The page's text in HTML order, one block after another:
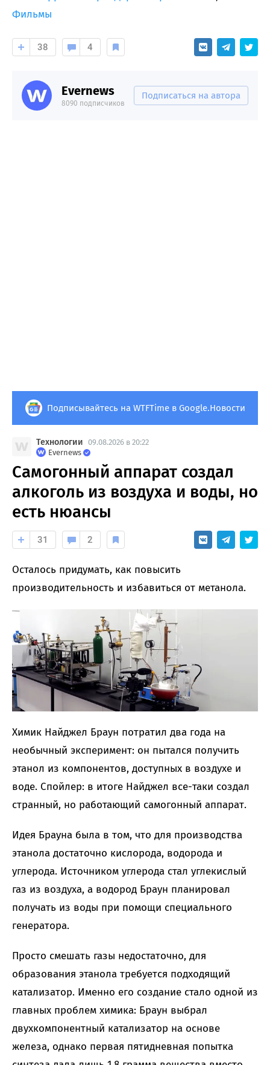
Фильмы
38 4
Evernews
8090 подписчиков
Подписаться на автора
Подписывайтесь на WTFTime в Google.Новости
Технологии 09.08.2026 в 20:22
Evernews
Самогонный аппарат создал
алкоголь из воздуха и воды, но
есть нюансы
31 2
Осталось придумать, как повысить
производительность и избавиться от метанола.
Химик Найджел Браун потратил два года на
необычный эксперимент: он пытался получить
этанол из компонентов, доступных в воздухе и
воде. Спойлер: в итоге Найджел все-таки создал
странный, но работающий самогонный аппарат.
Идея Брауна была в том, что для производства
этанола достаточно кислорода, водорода и
углерода. Источником углерода стал углекислый
газ из воздуха, а водород Браун планировал
получать из воды при помощи специального
генератора.
Просто смешать газы недостаточно, для
образования этанола требуется подходящий
катализатор. Именно его создание стало одной из
главных проблем химика: Браун выбрал
двухкомпонентный катализатор на основе
железа, однако первая пятидневная попытка